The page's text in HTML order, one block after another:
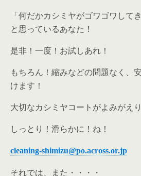
「何だかカシミヤがゴワゴワして
と思っているあなた！
是非！一度！お試しあれ！
もちろん！縮みなどの問題なく、
けます！
大切なカシミヤコートがよみがえ
しっとり！滑らかに！ね！
cleaning-shimizu@po.across.or.jp
それでは、また・・・・